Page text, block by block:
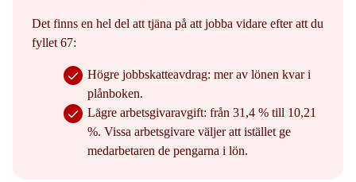
Det finns en hel del att tjäna på att jobba vidare efter att du
fyllet 67:
Högre jobbskatteavdrag: mer av lönen kvar i
plånboken.
Lägre arbetsgivaravgift: från 31,4 % till 10,21
%. Vissa arbetsgivare väljer att istället ge
medarbetaren de pengarna i lön.